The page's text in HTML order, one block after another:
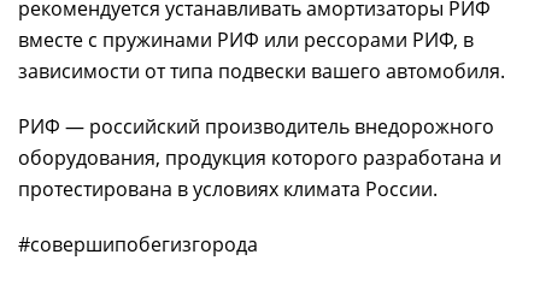
рекомендуется устанавливать амортизаторы РИФ
вместе с пружинами РИФ или рессорами РИФ, в
зависимости от типа подвески вашего автомобиля.
РИФ — российский производитель внедорожного
оборудования, продукция которого разработана и
протестирована в условиях климата России.
#совершипобегизгорода